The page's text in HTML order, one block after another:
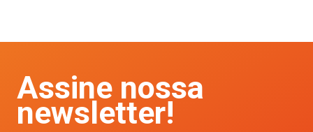
Assine nossa
newsletter!